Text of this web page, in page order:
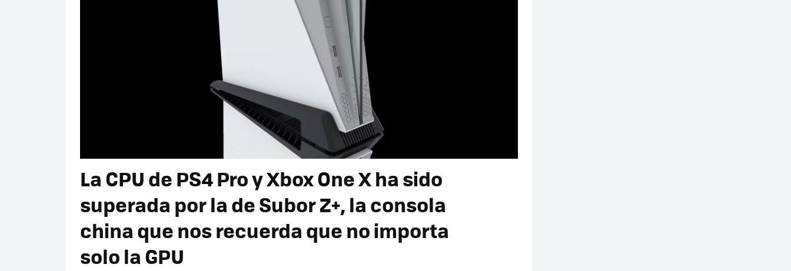
La CPU de PS4 Pro y Xbox One X ha sido
superada por la de Subor Z+, la consola
china que nos recuerda que no importa
solo la GPU